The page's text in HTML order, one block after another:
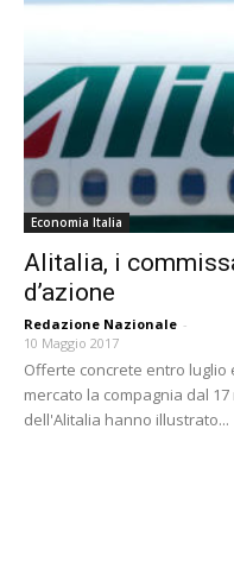
Economia Italia
Alitalia, i
d’azione
Redazione Nazionale -
10 Maggio 2017
Offerte concrete entro
mercato la compagnia dal
dell'Alitalia hanno illustrato...